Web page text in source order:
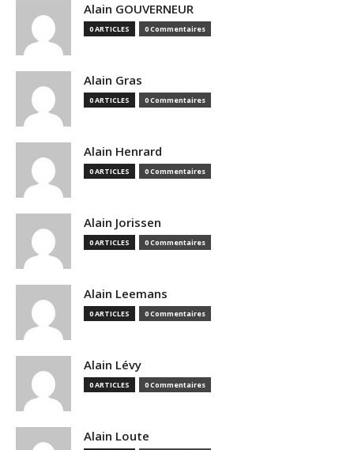
Alain GOUVERNEUR
0 ARTICLES 0 Commentaires
Alain Gras
0 ARTICLES 0 Commentaires
Alain Henrard
0 ARTICLES 0 Commentaires
Alain Jorissen
0 ARTICLES 0 Commentaires
Alain Leemans
0 ARTICLES 0 Commentaires
Alain Lévy
0 ARTICLES 0 Commentaires
Alain Loute